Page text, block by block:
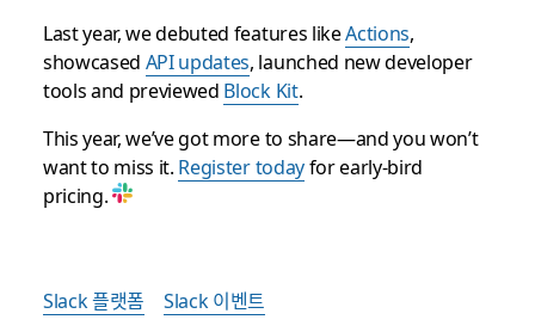
Last year, we debuted features likeActions,
showcased API updates, launched new developer
tools and previewed Block Kit.
This year, we’ve got more to share—and you won’t
want to miss it. Register todayfor early-bird
pricing.
Slack 플랫폼 Slack 이벤트